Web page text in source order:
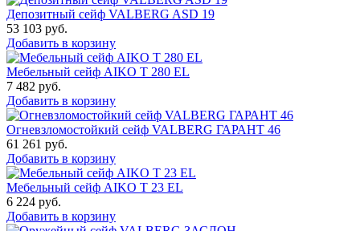
Депозитный сейф VALBERG ASD 19
53 103 руб.
Добавить в корзину
Мебельный сейф AIKO T 280 EL
7 482 руб.
Добавить в корзину
Огневзломостойкий сейф VALBERG ГАРАНТ 46
61 261 руб.
Добавить в корзину
Мебельный сейф AIKO Т 23 EL
6 224 руб.
Добавить в корзину